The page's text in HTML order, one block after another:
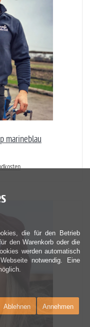
marineblau
die für den Betrieb
den Warenkorb oder die
werden automatisch
notwendig. Eine
Annehmen
Ablehnen